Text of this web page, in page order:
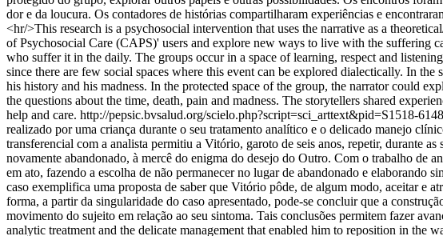
dor e da loucura. Os contadores de histórias compartilharam experiências e
<hr/>This research is a psychosocial intervention that uses the narrative as a
of Psychosocial Care (CAPS)' users and explore new ways to live with the suffering
who suffer it in the daily. The groups occur in a space of learning, respect and
since there are few social spaces where this event can be explored dialectically. In
his history and his madness. In the protected space of the group, the narrator could
the questions about the time, death, pain and madness. The storytellers shared
help and care. http://pepsic.bvsalud.org/scielo.php?script=sci_arttext&pid=S1518-
realizado por uma criança durante o seu tratamento analítico e o delicado manejo
transferencial com a analista permitiu a Vitório, garoto de seis anos, repetir, durante
novamente abandonado, à mercê do enigma do desejo do Outro. Com o trabalho de
em ato, fazendo a escolha de não permanecer no lugar de abandonado e
caso exemplifica uma proposta de saber que Vitório pôde, de algum modo, aceitar e
forma, a partir da singularidade do caso apresentado, pode-se concluir que a
movimento do sujeito em relação ao seu sintoma. Tais conclusões permitem fazer
analytic treatment and the delicate management that enabled him to reposition in the